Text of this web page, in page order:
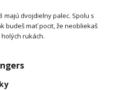
majú dvojdielny palec. Spolu s
budeš mať pocit, že neobliekaš
rukách.